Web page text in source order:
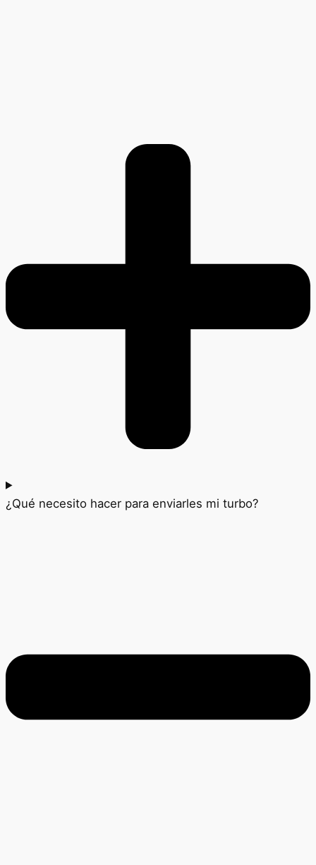
¿Qué necesito hacer para enviarles mi turbo?